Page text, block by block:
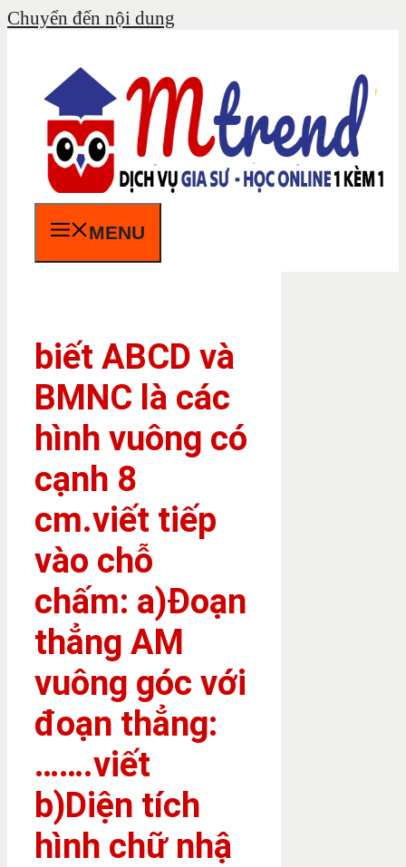
Chuyển đến nội dung
MENU
biết ABCD và
BMNC là các
hình vuông có
cạnh 8
cm.viết tiếp
vào chỗ
chấm: a)Đoạn
thẳng AM
vuông góc với
đoạn thẳng:
…….viết
b)Diện tích
hình chữ nhậ